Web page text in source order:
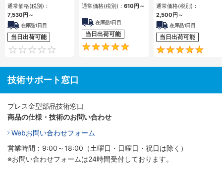
通常価格(税別)：
7,530円 ～
在庫品1日目
当日出荷可能
0
通常価格(税別)： 610円 ～
在庫品1日目
当日出荷可能
5
通常価格(税別)：
2,500円 ～
在庫品1日目
当日出荷可能
技術サポート窓口
プレス金型部品技術窓口
商品の仕様・技術のお問い合わせ
Webお問い合わせフォーム
営業時間：9:00～18:00（土曜日・日曜日・祝日は除く）
※お問い合わせフォームは24時間受付しております。